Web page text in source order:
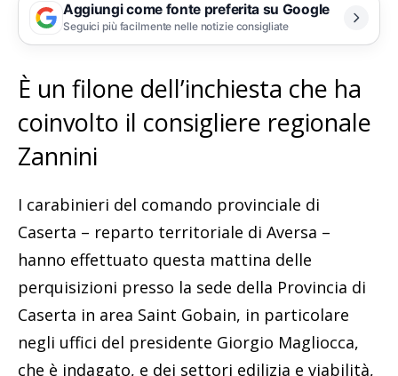
Aggiungi come fonte preferita su Google
Seguici più facilmente nelle notizie consigliate
È un filone dell’inchiesta che ha
coinvolto il consigliere regionale
Zannini
I carabinieri del comando provinciale di
Caserta – reparto territoriale di Aversa –
hanno effettuato questa mattina delle
perquisizioni presso la sede della Provincia di
Caserta in area Saint Gobain, in particolare
negli uffici del presidente Giorgio Magliocca,
che è indagato, e dei settori edilizia e viabilità,